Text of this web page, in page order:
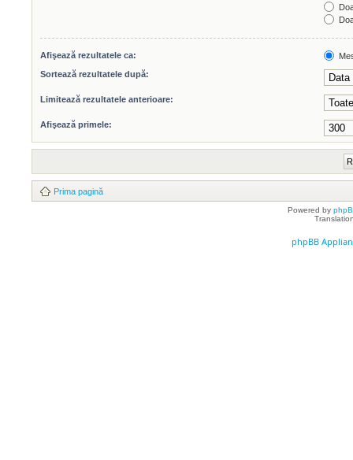
Afişează rezultatele ca:
Sortează rezultatele după:
Limitează rezultatele anterioare:
Afişează primele:
Prima pagină
Powered by
phpBB